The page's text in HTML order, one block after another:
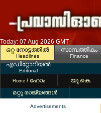
Today: 07 Aug 2026 GMT
ഒറ്റ നോട്ടത്തില്‍
Headlines
സാമ്പത്തികം
Finance
എഡിറ്റോറിയല്‍
Editorial
Home / ഹോം യൂ.കെ.
മറ്റു രാജ്യങ്ങള്‍
Advertisements